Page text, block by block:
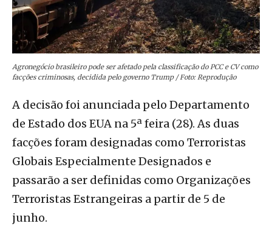
Agronegócio brasileiro pode ser afetado pela classificação do PCC e CV como
facções criminosas, decidida pelo governo Trump / Foto: Reprodução
A decisão foi anunciada pelo Departamento
de Estado dos EUA na 5ª feira (28). As duas
facções foram designadas como Terroristas
Globais Especialmente Designados e
passarão a ser definidas como Organizações
Terroristas Estrangeiras a partir de 5 de
junho.